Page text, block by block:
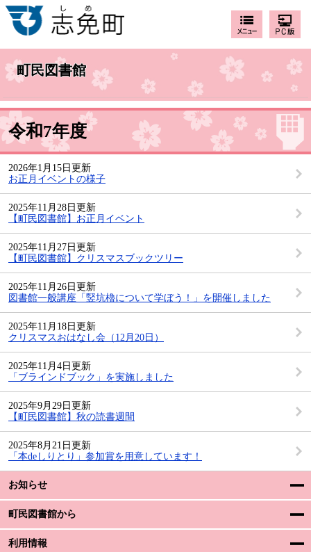
町民図書館
お知らせ
町民図書館から
利用情報
令和7年度
2026年1月15日更新
お正月イベントの様子
2025年11月28日更新
【町民図書館】お正月イベント
2025年11月27日更新
【町民図書館】クリスマスブックツリー
2025年11月26日更新
図書館一般講座「竪坑櫓について学ぼう！」を開催しました
2025年11月18日更新
クリスマスおはなし会（12月20日）
2025年11月4日更新
「ブラインドブック」を実施しました
2025年9月29日更新
【町民図書館】秋の読書週間
2025年8月21日更新
「本deしりとり」参加賞を用意しています！